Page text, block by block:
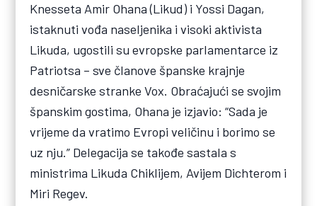
Knesseta Amir Ohana (Likud) i Yossi Dagan,
istaknuti vođa naseljenika i visoki aktivista
Likuda, ugostili su evropske parlamentarce iz
Patriotsa – sve članove španske krajnje
desničarske stranke Vox. Obraćajući se svojim
španskim gostima, Ohana je izjavio: “Sada je
vrijeme da vratimo Evropi veličinu i borimo se
uz nju.” Delegacija se takođe sastala s
ministrima Likuda Chiklijem, Avijem Dichterom i
Miri Regev.